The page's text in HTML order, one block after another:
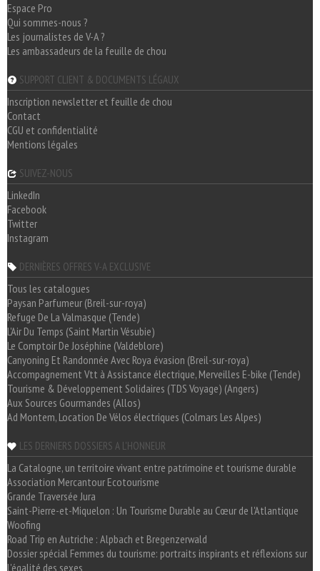
Espace Pro
Qui sommes-nous ?
Les journalistes de V-A ?
Les ambassadeurs de la feuille de chou
SUPPORT CLIENT & DOCUMENTS LÉGAUX
Inscription newsletter et feuille de chou
Contact
CGU et confidentialité
Mentions légales
SUIVEZ-NOUS
LinkedIn
Facebook
Twitter
Instagram
DERNIÈRES OFFRES V-A EXCLUSIVE
Tous les catalogues
Paysan Parfumeur (Breil-sur-roya)
Refuge De La Valmasque (Tende)
L'Air Du Temps (Saint Martin Vésubie)
Le Comptoir De Joséphine (Valdeblore)
Canyoning Et Randonnée Avec Roya évasion (Breil-sur-roya)
Accompagnement Vtt à Assistance électrique, Merveilles E-bike (Tende)
Tourisme & Développement Solidaires (TDS Voyage) (Angers)
Aux Sources Gourmandes (Allos)
Ad Montem, Location De Vélos électriques (Colmars Les Alpes)
LES DERNIERS DOSSIERS A L'HONNEUR
La Catalogne, un territoire vivant entre patrimoine et tourisme durable
Association Mercantour Ecotourisme
Grande Traversée Jura
Saint-Pierre-et-Miquelon : Un Tourisme Durable au Cœur de l'Atlantique
Woofing
Road Trip en Autriche : Alpbach et Bregenzerwald
Dossier spécial Femmes du tourisme: portraits inspirants et réflexions sur
l'égalité des sexes